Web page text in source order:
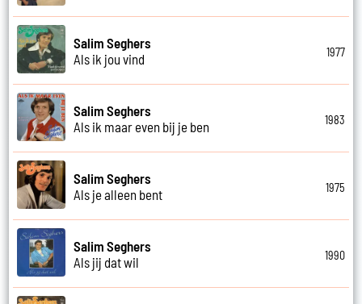
Salim Seghers
Als ik jou vind
1977
Salim Seghers
Als ik maar even bij je ben
1983
Salim Seghers
Als je alleen bent
1975
Salim Seghers
Als jij dat wil
1990